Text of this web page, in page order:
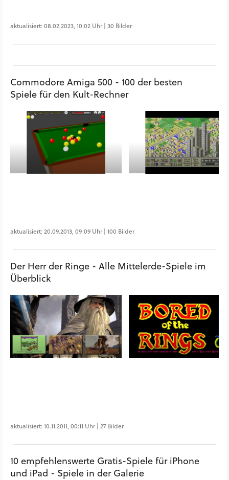
aktualisiert: 08.02.2023, 10:02 Uhr | 30 Bilder
Commodore Amiga 500 - 100 der besten
Spiele für den Kult-Rechner
aktualisiert: 20.09.2013, 09:09 Uhr | 100 Bilder
Der Herr der Ringe - Alle Mittelerde-Spiele im
Überblick
aktualisiert: 10.11.2011, 00:11 Uhr | 27 Bilder
10 empfehlenswerte Gratis-Spiele für iPhone
und iPad - Spiele in der Galerie